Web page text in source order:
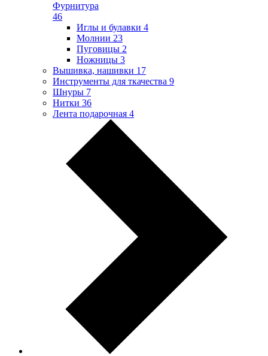
Фурнитура
46
Иглы и булавки 4
Молнии 23
Пуговицы 2
Ножницы 3
Вышивка, нашивки 17
Инструменты для ткачества 9
Шнуры 7
Нитки 36
Лента подарочная 4